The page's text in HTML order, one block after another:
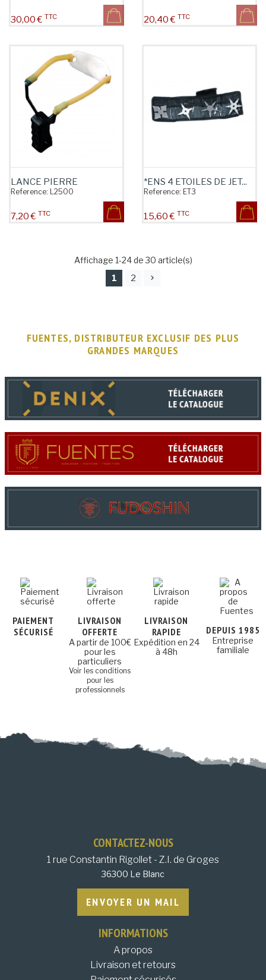
Prix
30,00 € TTC Prix
20,40 € TTC
LANCE PIERRE
Reference: L2500
Prix
7,20 € TTC
*ENS 4 ETOILES DE JET...
Reference: ET3
Prix
15,60 € TTC
Affichage 1-24 de 30 article(s)
1 2
FUENTES, DISTRIBUTEUR EXCLUSIF DES PLUS
GRANDES MARQUES
PAIEMENT
SÉCURISÉ
LIVRAISON
OFFERTE
A partir de 100€
pour les
particuliers
Voir les conditions
pour les
professionnels
LIVRAISON
RAPIDE
Expédition en 24
à 48h
DEPUIS 1985
Entreprise
familiale
CONTACTEZ-NOUS
1 rue Constantin Rigollet - Z.I. de Groges
36300 Le Blanc
ENVOYER UN MAIL
INFORMATIONS
A propos
Livraison et retours